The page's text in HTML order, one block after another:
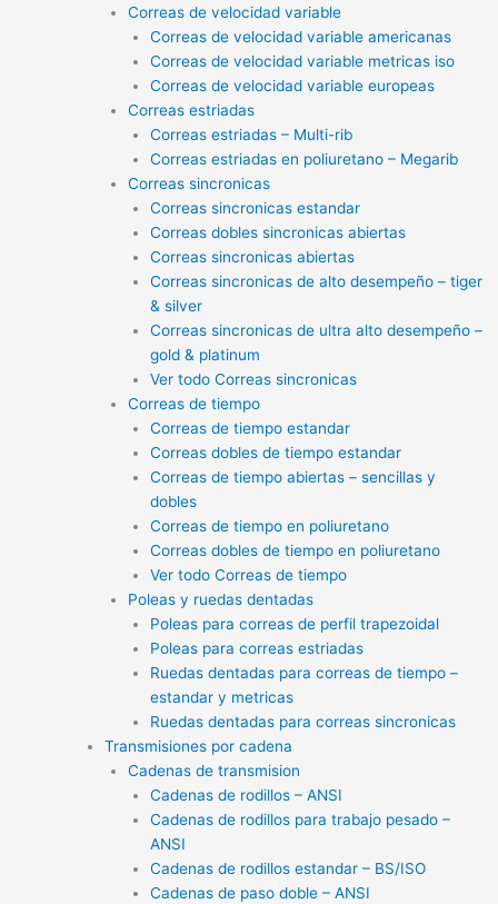
Correas de velocidad variable
Correas de velocidad variable americanas
Correas de velocidad variable metricas iso
Correas de velocidad variable europeas
Correas estriadas
Correas estriadas – Multi-rib
Correas estriadas en poliuretano – Megarib
Correas sincronicas
Correas sincronicas estandar
Correas dobles sincronicas abiertas
Correas sincronicas abiertas
Correas sincronicas de alto desempeño – tiger
& silver
Correas sincronicas de ultra alto desempeño –
gold & platinum
Ver todo Correas sincronicas
Correas de tiempo
Correas de tiempo estandar
Correas dobles de tiempo estandar
Correas de tiempo abiertas – sencillas y
dobles
Correas de tiempo en poliuretano
Correas dobles de tiempo en poliuretano
Ver todo Correas de tiempo
Poleas y ruedas dentadas
Poleas para correas de perfil trapezoidal
Poleas para correas estriadas
Ruedas dentadas para correas de tiempo –
estandar y metricas
Ruedas dentadas para correas sincronicas
Transmisiones por cadena
Cadenas de transmision
Cadenas de rodillos – ANSI
Cadenas de rodillos para trabajo pesado –
ANSI
Cadenas de rodillos estandar – BS/ISO
Cadenas de paso doble – ANSI